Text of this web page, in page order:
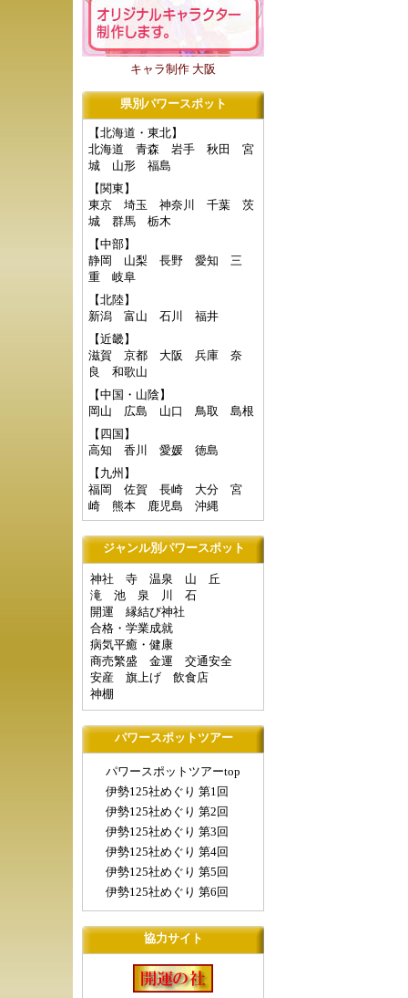
キャラ制作 大阪
県別パワースポット
【北海道・東北】
北海道
青森 岩手 秋田
宮
城
山形
福島
【関東】
東京
埼玉 神奈川 千葉
茨
城
群馬
栃木
【中部】
静岡
山梨 長野 愛知
三
重
岐阜
【北陸】
新潟
富山 石川
福井
【近畿】
滋賀
京都 大阪 兵庫
奈
良
和歌山
【中国・山陰】
岡山
広島 山口 鳥取
島根
【四国】
高知
香川 愛媛
徳島
【九州】
福岡
佐賀 長崎 大分
宮
崎
熊本 鹿児島 沖縄
ジャンル別パワースポット
神社 寺 温泉 山
丘
滝
池 泉 川
石
開運
縁結び神社
合格・学業成就
病気平癒・健康
商売繁盛
金運
交通安全
安産
旗上げ
飲食店
神棚
パワースポットツアー
パワースポットツアーtop
伊勢125社めぐり 第1回
伊勢125社めぐり 第2回
伊勢125社めぐり 第3回
伊勢125社めぐり 第4回
伊勢125社めぐり 第5回
伊勢125社めぐり 第6回
協力サイト